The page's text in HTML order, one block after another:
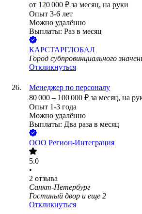
от 120 000 ₽ за месяц, на руки
Опыт 3-6 лет
Можно удалённо
Выплаты: Раз в месяц
КАРСТАРГЛОБАЛ
Город субпровинциального
Откликнуться
Менеджер по персоналу
80 000 – 100 000 ₽ за месяц, на
Опыт 1-3 года
Можно удалённо
Выплаты: Два раза в месяц
ООО Регион-Интеграция
5.0
•
2 отзыва
Санкт-Петербург
Гостиный двор и еще 2
Откликнуться